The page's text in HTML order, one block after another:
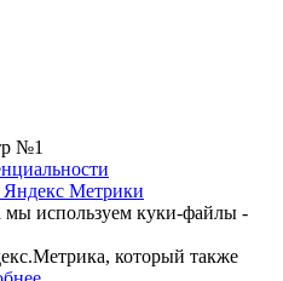
№1
Яндекс Метрики
мы используем куки-файлы -
который также